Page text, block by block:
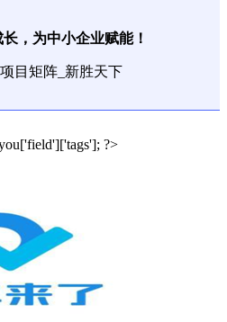
，为中小企业赋能！
?>